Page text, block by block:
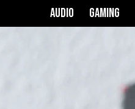
AUDIO GAMING